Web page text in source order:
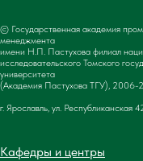
© Государственная академия
менеджмента
имени Н.П. Пастухова филиал
исследовательского Томского
университета
(Академия Пастухова ТГУ), 2006-
г. Ярославль, ул. Республиканская
Кафедры и центры